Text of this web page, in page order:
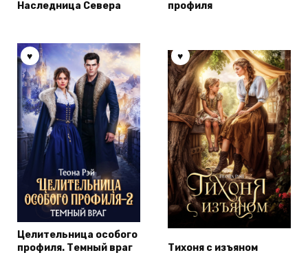
Наследница Севера
профиля
Целительница особого
профиля. Темный враг
Тихоня с изъяном